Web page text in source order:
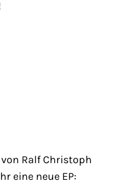
Ralf Christoph
eine neue EP: